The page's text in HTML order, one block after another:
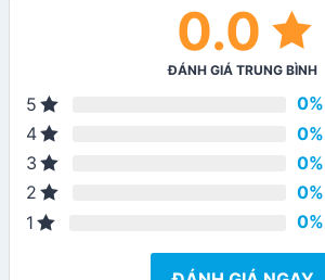
0.0
ĐÁNH GIÁ TRUNG BÌNH
5 0%
4
0%
3
0%
2
0%
1
0%